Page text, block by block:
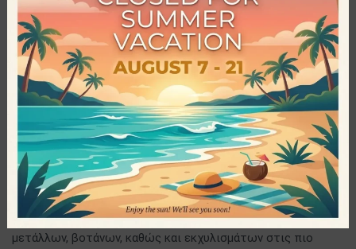
Περιγραφή
Δοσολογία
Μία μασώμενη ταμπλέτα, 1 έως 3 φορές, μαζί με τα γεύματα.
Natural Vitamins
Η Natural Vitamins είναι μια πρωτοποριακή εταιρία που
δραστηριοποιείται στον χώρο των συμπληρωμάτων
διατροφής. Συγκεκριμένα, οι ορθομοριακές φόρμουλες της
Natural Vitamins, αποτελούν ένα συνδυασμό βιταμινών,
μετάλλων, βοτάνων, καθώς και εκχυλισμάτων στις πιο